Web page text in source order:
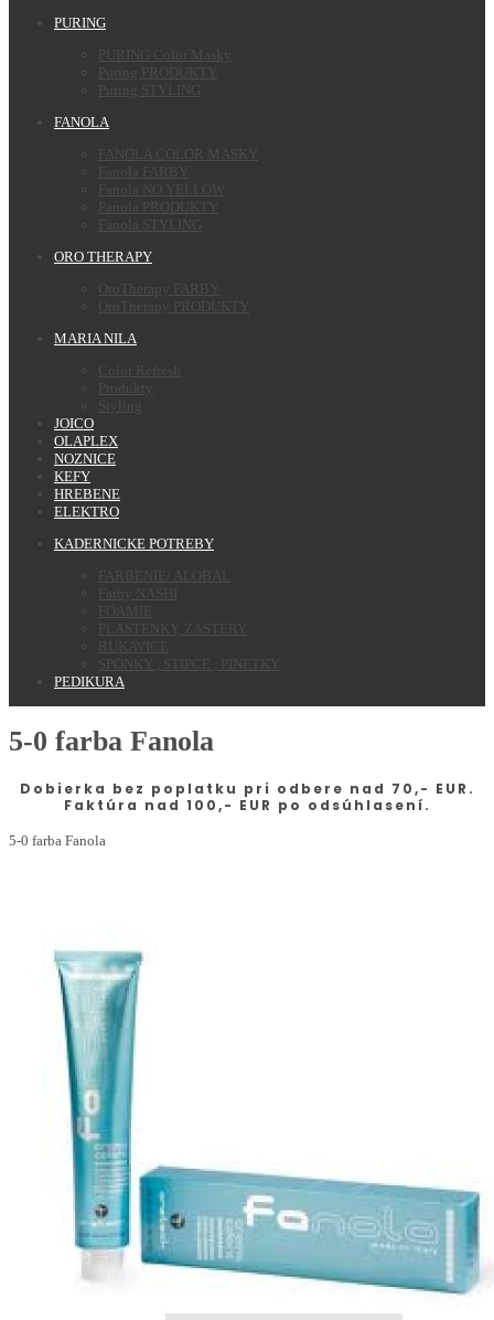
PURING
PURING Color Masky
Puring PRODUKTY
Puring STYLING
FANOLA
FANOLA COLOR MASKY
Fanola FARBY
Fanola NO YELLOW
Fanola PRODUKTY
Fanola STYLING
ORO THERAPY
OroTherapy FARBY
OroTherapy PRODUKTY
MARIA NILA
Color Refresh
Produkty
Styling
JOICO
OLAPLEX
NOZNICE
KEFY
HREBENE
ELEKTRO
KADERNICKE POTREBY
FARBENIE/ ALOBAL
Farby NASHI
FOAMIE
PLASTENKY, ZASTERY
RUKAVICE
SPONKY , STIPCE , PINETKY
PEDIKURA
5-0 farba Fanola
Dobierka bez poplatku pri odbere nad 70,- EUR.
Faktúra nad 100,- EUR po odsúhlasení.
5-0 farba Fanola